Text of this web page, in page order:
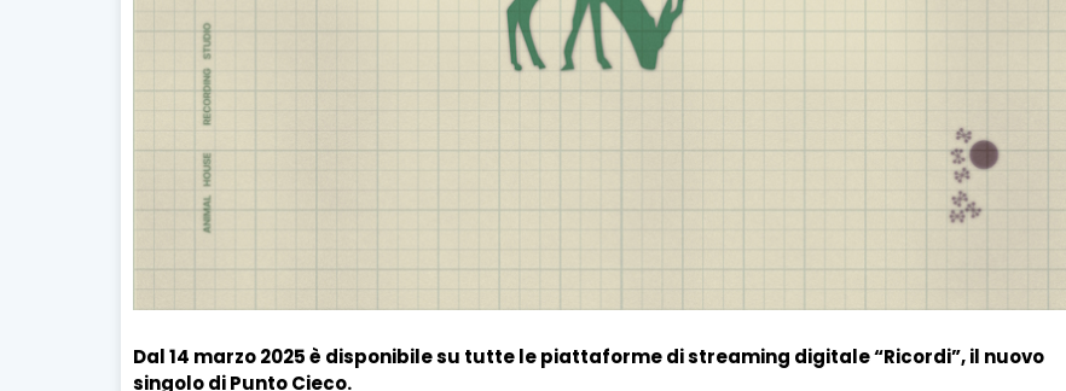
Dal 14 marzo 2025 è disponibile su tutte le piattaforme di streaming digitale “Ricordi”, il nuovo
singolo di Punto Cieco.